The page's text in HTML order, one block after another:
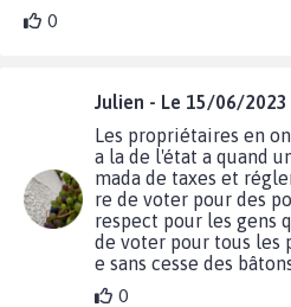
0
Julien - Le 15/06/2023
Les propriétaires en
a la de l'état a quand
mada de taxes et
re de voter pour des
respect pour les gens
de voter pour tous
e sans cesse des
0